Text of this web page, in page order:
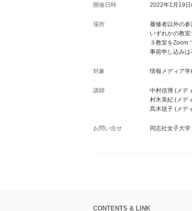
開催日時 2022年1月19
場所
履修者以外の
いずれかの教室
３教室をZoom
事前申し込みは
対象 情報メディア
講師
中村信博 (メデ
村木美紀 (メデ
髙木毬子 (メデ
お問い合せ 同志社女子大
CONTENTS & LINK